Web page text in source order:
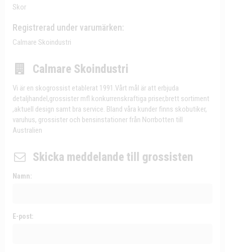
Skor
Registrerad under varumärken:
Calmare Skoindustri
Calmare Skoindustri
Vi är en skogrossist etablerat 1991.Vårt mål är att erbjuda
detaljhandel,grossister mfl konkurrenskraftiga priser,brett sortiment
,aktuell design samt bra service. Bland våra kunder finns skobutiker,
varuhus, grossister och bensinstationer från Norrbotten till
Australien
Skicka meddelande till grossisten
Namn:
E-post: